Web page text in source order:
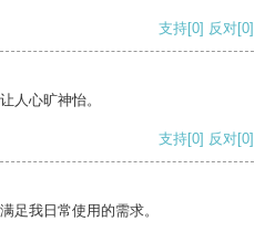
支持[0] 反对[0]
人心旷神怡。
支持[0] 反对[0]
足我日常使用的需求。